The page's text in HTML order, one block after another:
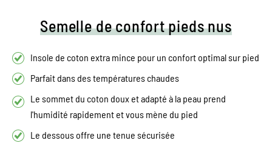
Semelle de confort pieds nus
Insole de coton extra mince pour un confort optimal sur pied
Parfait dans des températures chaudes
Le sommet du coton doux et adapté à la peau prend
l'humidité rapidement et vous mène du pied
Le dessous offre une tenue sécurisée